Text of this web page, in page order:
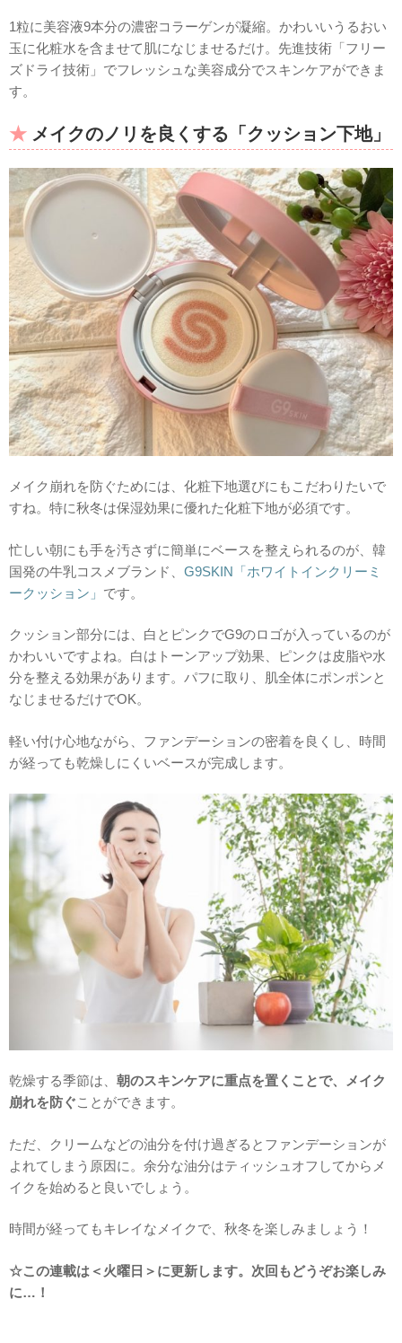
1粒に美容液9本分の濃密コラーゲンが凝縮。かわいいうるおい
玉に化粧水を含ませて肌になじませるだけ。先進技術「フリー
ズドライ技術」でフレッシュな美容成分でスキンケアができま
す。
メイクのノリを良くする「クッション下地」
メイク崩れを防ぐためには、化粧下地選びにもこだわりたいで
すね。特に秋冬は保湿効果に優れた化粧下地が必須です。
忙しい朝にも手を汚さずに簡単にベースを整えられるのが、韓
国発の牛乳コスメブランド、 G9SKIN「ホワイトインクリーミ
ークッション」 です。
クッション部分には、白とピンクでG9のロゴが入っているのが
かわいいですよね。白はトーンアップ効果、ピンクは皮脂や水
分を整える効果があります。パフに取り、肌全体にポンポンと
なじませるだけでOK。
軽い付け心地ながら、ファンデーションの密着を良くし、時間
が経っても乾燥しにくいベースが完成します。
乾燥する季節は、 朝のスキンケアに重点を置くことで、メイク
崩れを防ぐことができます。
ただ、クリームなどの油分を付け過ぎるとファンデーションが
よれてしまう原因に。余分な油分はティッシュオフしてからメ
イクを始めると良いでしょう。
時間が経ってもキレイなメイクで、秋冬を楽しみましょう！
☆この連載は＜火曜日＞に更新します。次回もどうぞお楽しみ
に…！